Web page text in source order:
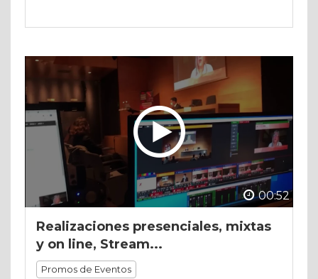
00:52
Realizaciones presenciales, mixtas
y on line, Stream...
Promos de Eventos